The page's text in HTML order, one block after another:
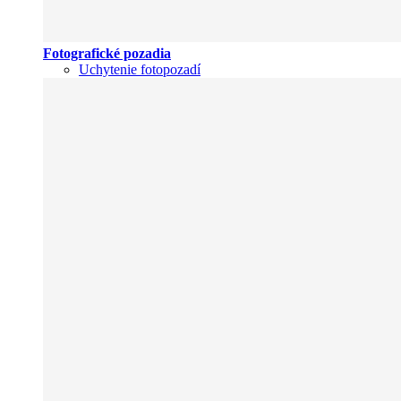
Fotografické pozadia
Uchytenie fotopozadí